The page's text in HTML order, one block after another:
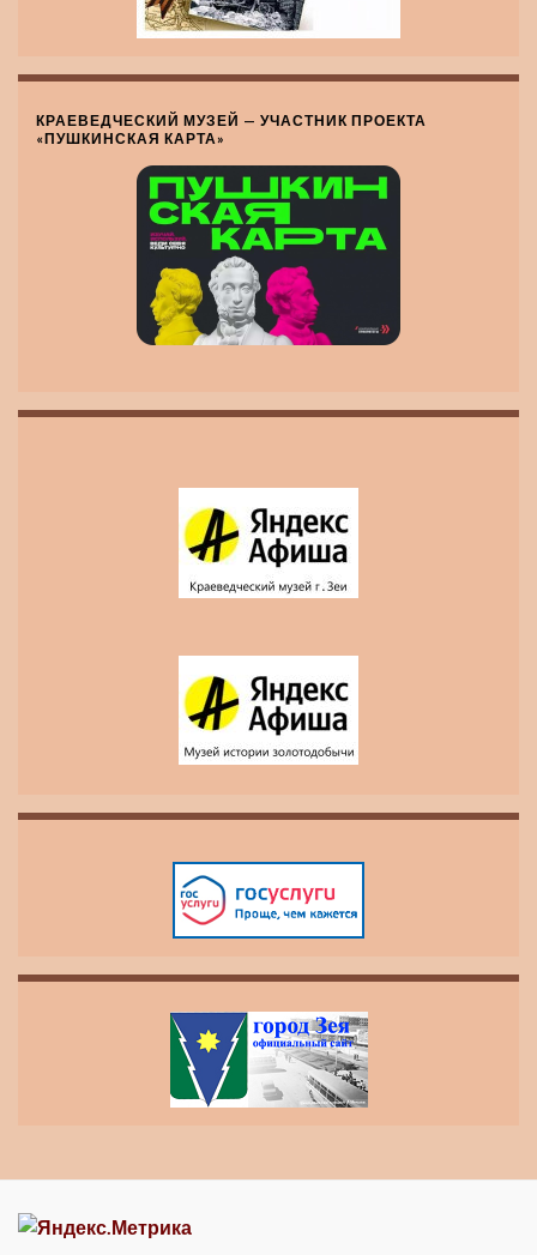
КРАЕВЕДЧЕСКИЙ МУЗЕЙ — УЧАСТНИК ПРОЕКТА
«ПУШКИНСКАЯ КАРТА»